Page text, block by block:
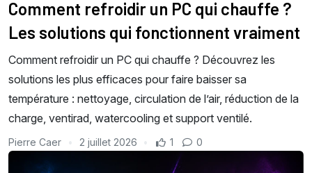
Comment refroidir un PC qui chauffe ?
Les solutions qui fonctionnent vraiment
Comment refroidir un PC qui chauffe ? Découvrez les
solutions les plus efficaces pour faire baisser sa
température : nettoyage, circulation de l’air, réduction de la
charge, ventirad, watercooling et support ventilé.
Pierre Caer 2 juillet 2026 1 0